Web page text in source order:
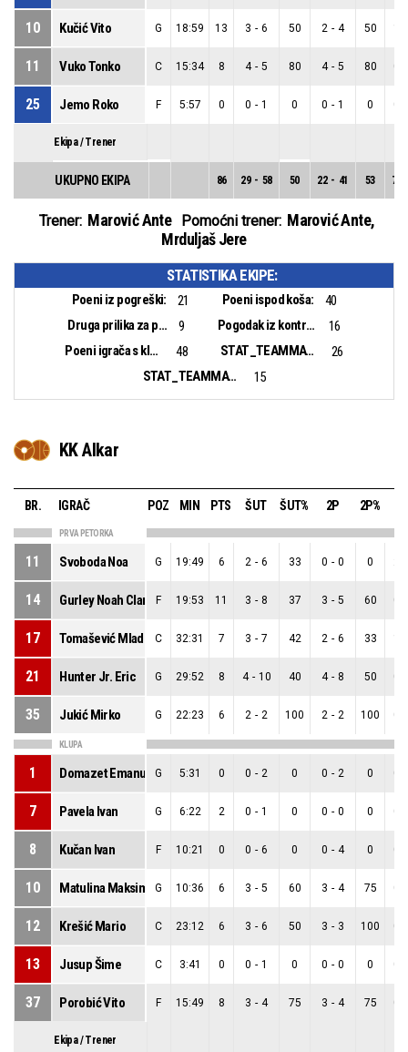
10 Kučić Vito G 18:59 13 3 - 6 50 2 - 4 50 1
11 Vuko Tonko C 15:34 8 4 - 5 80 4 - 5 80 0
25 Jemo Roko F 5:57 0 0 - 1 0 0 - 1 0 0
Ekipa / Trener
UKUPNO EKIPA 86 29 - 58 50 22 - 41 53 7
Trener: Marović Ante Pomoćni trener: Marović Ante,
Mrduljaš Jere
STATISTIKA EKIPE:
Poeni iz pogreški: 21 Poeni ispod koša:
40
Druga prilika za poen:
9 Pogodak iz kontranapada:
16
Poeni igrača s klupe:
48 STAT_TEAMMATCH_BASKETBALL_sBiggestLead_NAME:
26
STAT_TEAMMATCH_BASKETBALL_sBiggestScoringRun_NAME:
15
KK Alkar
BR. IGRAČ POZ MIN PTS ŠUT ŠUT% 2P 2P%
PRVA PETORKA
11 Svoboda Noa G 19:49 6 2 - 6 33 0 - 0 0
14 Gurley Noah Clark F 19:53 11 3 - 8 37 3 - 5 60 0
17 Tomašević MladenC 32:31 7 3 - 7 42 2 - 6 33 1
21 Hunter Jr. Eric G 29:52 8 4 - 10 40 4 - 8 50 0
35 Jukić Mirko G 22:23 6 2 - 2 100 2 - 2 100 0
KLUPA
1 Domazet EmanuelG 5:31 0 0 - 2 0 0 - 2 0 0
7 Pavela Ivan G 6:22 2 0 - 1 0 0 - 0 0 0
8 Kučan Ivan F 10:21 0 0 - 6 0 0 - 4 0 0
10 Matulina Maksim G 10:36 6 3 - 5 60 3 - 4 75 0
12 Krešić Mario C 23:12 6 3 - 6 50 3 - 3 100 0
13 Jusup Šime C 3:41 0 0 - 1 0 0 - 0 0 0
37 Porobić Vito F 15:49 8 3 - 4 75 3 - 4 75 0
Ekipa / Trener